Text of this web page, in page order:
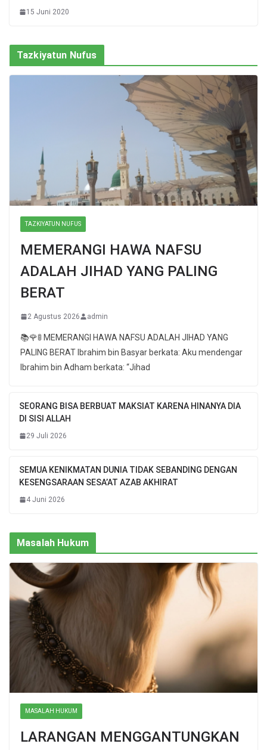
15 Juni 2020
Tazkiyatun Nufus
TAZKIYATUN NUFUS
MEMERANGI HAWA NAFSU
ADALAH JIHAD YANG PALING
BERAT
2 Agustus 2026 admin
📚🌹🚦 MEMERANGI HAWA NAFSU ADALAH JIHAD YANG
PALING BERAT Ibrahim bin Basyar berkata: Aku mendengar
Ibrahim bin Adham berkata: “Jihad
SEORANG BISA BERBUAT MAKSIAT KARENA HINANYA DIA
DI SISI ALLAH
29 Juli 2026
SEMUA KENIKMATAN DUNIA TIDAK SEBANDING DENGAN
KESENGSARAAN SESA’AT AZAB AKHIRAT
4 Juni 2026
Masalah Hukum
MASALAH HUKUM
LARANGAN MENGGANTUNGKAN